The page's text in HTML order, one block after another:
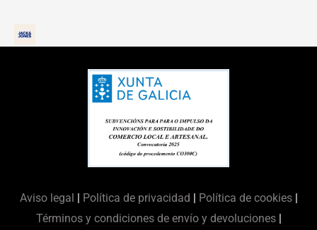
Aviso legal Política de privacidad Política de cookies|
Términos y condiciones de envío y devoluciones|